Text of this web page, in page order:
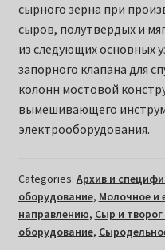
сырного зерна при
сыров, полутвердых и
из следующих основных
запорного клапана для
колонн мостовой
вымешивающего
электрооборудования.
Categories: Архив и
оборудование, Молочное и
направлению, Сыр и
оборудование,